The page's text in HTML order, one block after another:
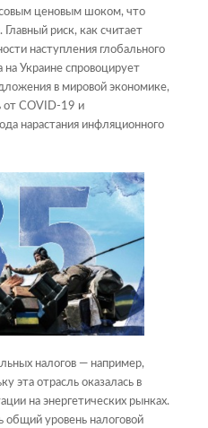
ценовым шоком, что
Главный риск, как считает
наступления глобального
на Украине спровоцирует
в мировой экономике,
от COVID-19 и
нарастания инфляционного
налогов — например,
эта отрасль оказалась в
на энергетических рынках.
общий уровень налоговой